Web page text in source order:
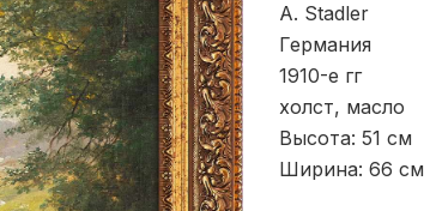
A. Stadler
Германия
1910-е гг
холст, масло
Высота: 51 см
Ширина: 66 см